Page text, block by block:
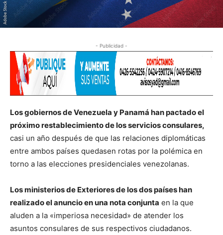
- Publicidad -
Los gobiernos de Venezuela y Panamá han pactado el
próximo restablecimiento de los servicios consulares,
casi un año después de que las relaciones diplomáticas
entre ambos países quedasen rotas por la polémica en
torno a las elecciones presidenciales venezolanas.
Los ministerios de Exteriores de los dos países han
realizado el anuncio en una nota conjunta en la que
aluden a la «imperiosa necesidad» de atender los
asuntos consulares de sus respectivos ciudadanos.